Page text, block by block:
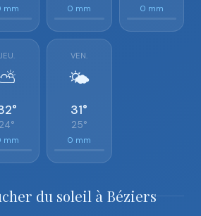
mm 0 mm 0 mm
24°
mm
VEN.
🌤️
31°
25°
0 mm
du soleil à Béziers